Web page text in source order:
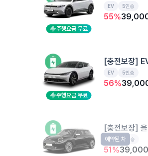
주행요금 무료
EV 5인승
55%
주행요금 무료
[충전보장]
EV 5인승
56%
[충전보장] 올
EV 4인승
51%39,000
예약된 차